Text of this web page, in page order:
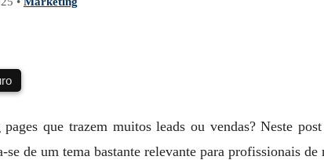
pages que trazem muitos leads ou vendas? Neste
de um tema bastante relevante para profissionais